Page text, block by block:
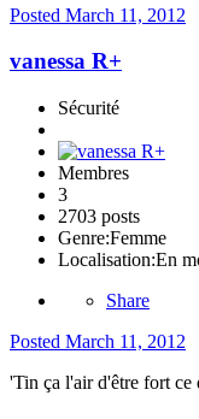
Posted March 11, 2012
vanessa R+
Sécurité
Membres
3
2703 posts
Genre:Femme
Localisation:En
Share
Posted March 11, 2012
'Tin ça l'air d'être fort ce